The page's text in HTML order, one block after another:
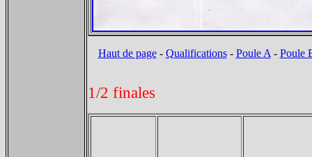
Haut de page- Qualifications- Poule A - Poule
1/2 finales